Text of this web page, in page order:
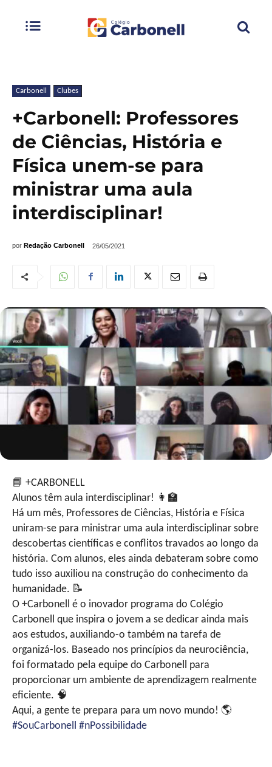
Carbonell Clubes
+Carbonell: Professores
de Ciências, História e
Física unem-se para
ministrar uma aula
interdisciplinar!
por Redação Carbonell 26/05/2021
📘 +CARBONELL
Alunos têm aula interdisciplinar! 👩‍🏫
Há um mês, Professores de Ciências, História e Física
uniram-se para ministrar uma aula interdisciplinar sobre
descobertas científicas e conflitos travados ao longo da
história. Com alunos, eles ainda debateram sobre como
tudo isso auxiliou na construção do conhecimento da
humanidade. 📝
O +Carbonell é o inovador programa do Colégio
Carbonell que inspira o jovem a se dedicar ainda mais
aos estudos, auxiliando-o também na tarefa de
organizá-los. Baseado nos princípios da neurociência,
foi formatado pela equipe do Carbonell para
proporcionar um ambiente de aprendizagem realmente
eficiente. 🧠
Aqui, a gente te prepara para um novo mundo! 🌎
#SouCarbonell #nPossibilidade